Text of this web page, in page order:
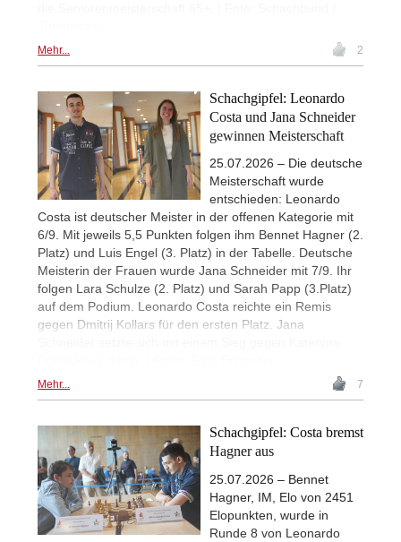
Mehr... 2
Schachgipfel: Leonardo
Costa und Jana Schneider
gewinnen Meisterschaft
25.07.2026 – Die deutsche
Meisterschaft wurde
entschieden: Leonardo
Costa ist deutscher Meister in der offenen Kategorie mit
6/9. Mit jeweils 5,5 Punkten folgen ihm Bennet Hagner (2.
Platz) und Luis Engel (3. Platz) in der Tabelle. Deutsche
Meisterin der Frauen wurde Jana Schneider mit 7/9. Ihr
folgen Lara Schulze (2. Platz) und Sarah Papp (3.Platz)
auf dem Podium. Leonardo Costa reichte ein Remis
gegen Dmitrij Kollars für den ersten Platz. Jana
Mehr... 7
Schachgipfel: Costa bremst
Hagner aus
25.07.2026 – Bennet
Hagner, IM, Elo von 2451
Elopunkten, wurde in
Runde 8 von Leonardo